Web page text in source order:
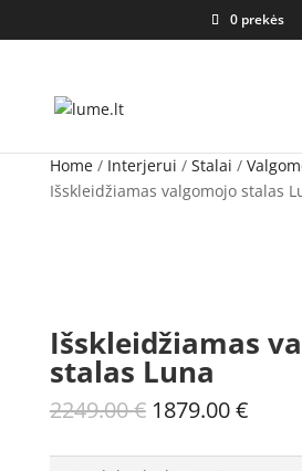
0 prekės
Home/ Interjerui / Stalai /
Išskleidžiamas valgomojo stalas
Išskleidžiamas
stalas Luna
2249.00€ Original
was:
1879.00€
is: